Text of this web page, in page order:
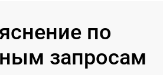
по
запросам